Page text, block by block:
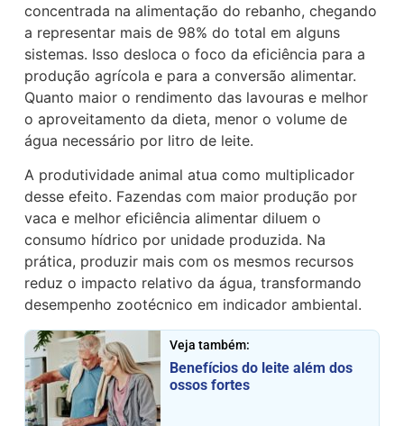
concentrada na alimentação do rebanho, chegando
a representar mais de 98% do total em alguns
sistemas. Isso desloca o foco da eficiência para a
produção agrícola e para a conversão alimentar.
Quanto maior o rendimento das lavouras e melhor
o aproveitamento da dieta, menor o volume de
água necessário por litro de leite.
A produtividade animal atua como multiplicador
desse efeito. Fazendas com maior produção por
vaca e melhor eficiência alimentar diluem o
consumo hídrico por unidade produzida. Na
prática, produzir mais com os mesmos recursos
reduz o impacto relativo da água, transformando
desempenho zootécnico em indicador ambiental.
Veja também:
Benefícios do leite além dos
ossos fortes